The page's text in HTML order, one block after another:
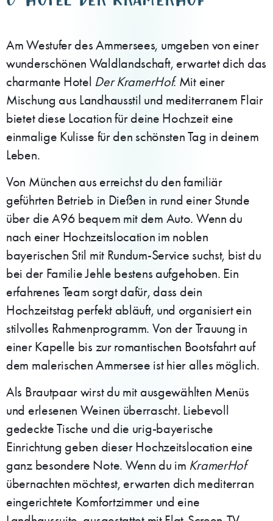
Am Westufer des Ammersees, umgeben von einer
wunderschönen Waldlandschaft, erwartet dich das
charmante Hotel Der KramerHof. Mit einer
Mischung aus Landhausstil und mediterranem Flair
bietet diese Location für deine Hochzeit eine
einmalige Kulisse für den schönsten Tag in deinem
Leben.
Von München aus erreichst du den familiär
geführten Betrieb in Dießen in rund einer Stunde
über die A96 bequem mit dem Auto. Wenn du
nach einer Hochzeitslocation im noblen
bayerischen Stil mit Rundum-Service suchst, bist du
bei der Familie Jehle bestens aufgehoben. Ein
erfahrenes Team sorgt dafür, dass dein
Hochzeitstag perfekt abläuft, und organisiert ein
stilvolles Rahmenprogramm. Von der Trauung in
einer Kapelle bis zur romantischen Bootsfahrt auf
dem malerischen Ammersee ist hier alles möglich.
Als Brautpaar wirst du mit ausgewählten Menüs
und erlesenen Weinen überrascht. Liebevoll
gedeckte Tische und die urig-bayerische
Einrichtung geben dieser Hochzeitslocation eine
ganz besondere Note. Wenn du im KramerHof
übernachten möchtest, erwarten dich mediterran
eingerichtete Komfortzimmer und eine